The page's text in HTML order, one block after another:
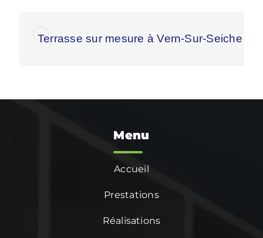
Terrasse sur mesure à Vern-Sur-Seiche
Menu
Accueil
Prestations
Réalisations